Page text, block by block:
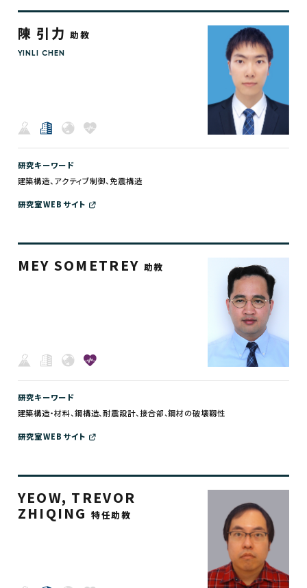
陳 引力助教
YINLI CHEN
研究キーワード
建築構造、アクティブ制御、免震構造
研究室WEBサイト
MEY SOMETREY 助教
研究キーワード
建築構造・材料、鋼構造、耐震設計、接合部、鋼材の破壊靱性
研究室WEBサイト
YEOW, TREVOR
ZHIQING特任助教